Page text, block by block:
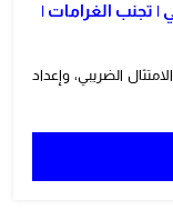
تجنب الغرامات |
الضريبي، وإعداد